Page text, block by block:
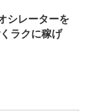
シレーターを
ラクに稼げ